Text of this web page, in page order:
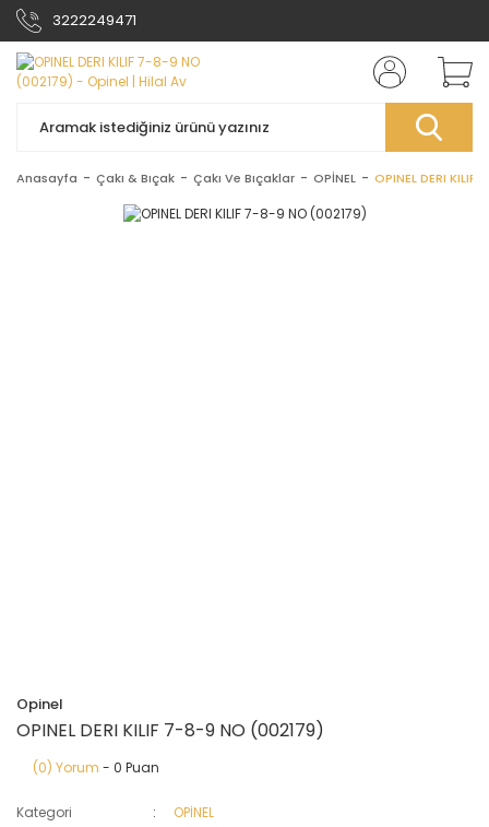
3222249471
Anasayfa Çakı & Bıçak Çakı Ve Bıçaklar OPİNEL OPINEL DERI
Opinel
OPINEL DERI KILIF 7-8-9 NO (002179)
(0) Yorum - 0 Puan
Kategori
OPİNEL